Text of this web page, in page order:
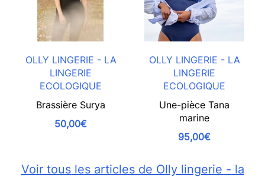
OLLY LINGERIE - LA
LINGERIE
ECOLOGIQUE
Brassière Surya
50,00€
OLLY LINGERIE - LA
LINGERIE
ECOLOGIQUE
Une-pièce Tana
marine
95,00€
Voir tous les articles de Olly lingerie - la